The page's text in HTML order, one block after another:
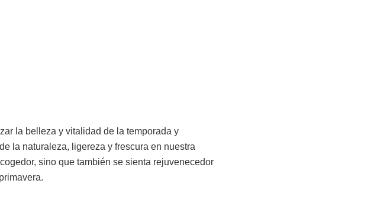
la belleza y vitalidad de la temporada y
la naturaleza, ligereza y frescura en nuestra
sino que también se sienta rejuvenecedor